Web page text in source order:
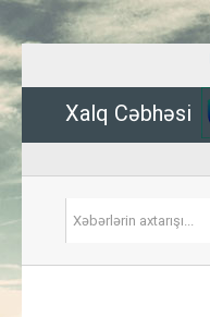
Xalq Cəbhəsi